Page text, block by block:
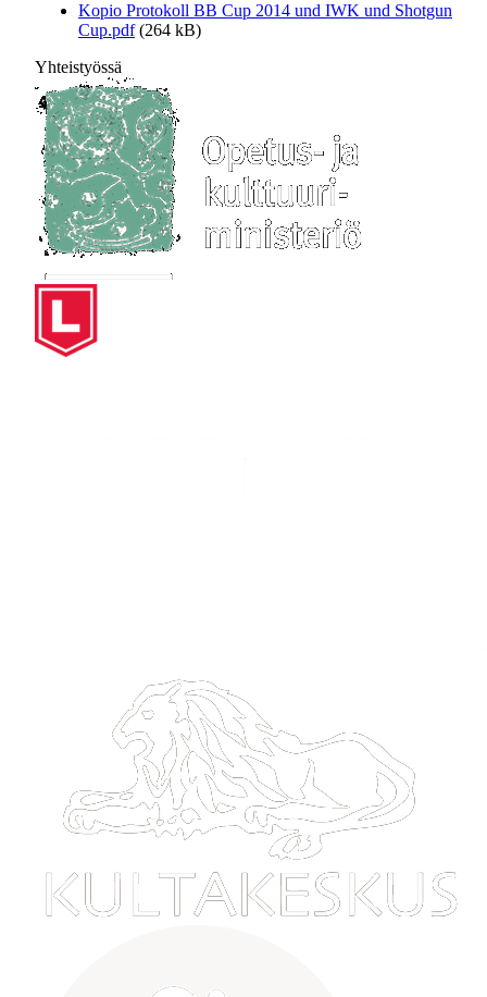
Kopio Protokoll BB Cup 2014 und IWK und Shotgun
Cup.pdf (264 kB)
Yhteistyössä